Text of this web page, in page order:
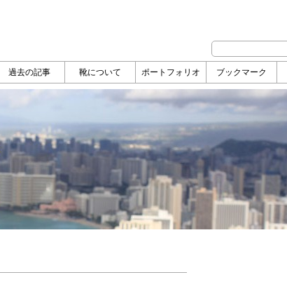
過去の記事 靴について ポートフォリオ ブックマーク